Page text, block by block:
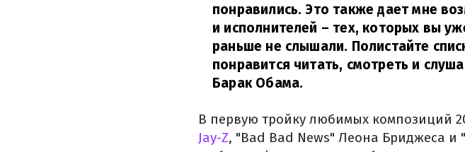
понравились. Это также дает мне
и исполнителей – тех, которых вы
раньше не слышали. Полистайте
понравится читать, смотреть и
Барак Обама.
В первую тройку любимых композиций
Jay-Z, "Bad Bad News" Леона Бриджеса и